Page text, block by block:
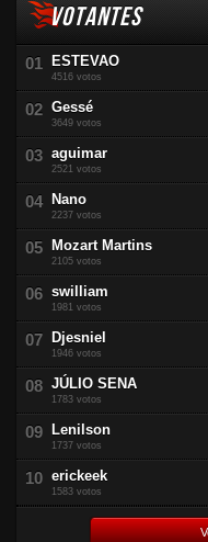
VOTANTES
ESTEVAO
4516 votos
Gessé
3649 votos
aguimar
2521 votos
Nano
2237 votos
Mozart Martins
2105 votos
swilliam
1981 votos
Djesniel
1946 votos
JÚLIO SENA
1783 votos
Lenilson
1737 votos
erickeek
1583 votos